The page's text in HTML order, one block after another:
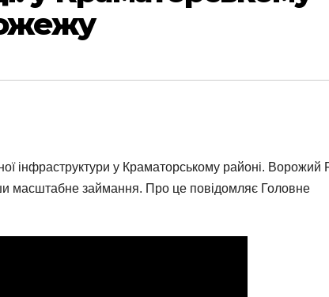
інфраструктури у Краматорському районі. Ворожий
масштабне займання. Про це повідомляє Головне